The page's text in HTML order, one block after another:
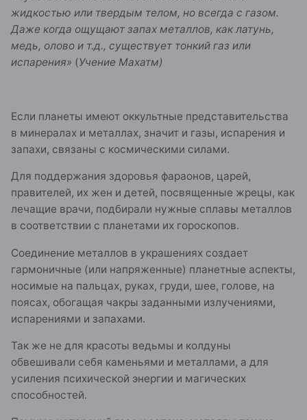
жидкостью или твердым телом, но всегда с газом.
Даже когда ощущают запах металлов, как латунь,
медь, олово и т.д., существует тонкий газ или
испарения» (Учение Махатм)
Если планеты имеют оккультные представительства
в минералах и металлах, значит и газы, испарения и
запахи, связаны с космическими силами.
Для поддержания здоровья фараонов, царей,
правителей, их жен и детей, посвященные жрецы, как
лечащие врачи, подбирали нужные сплавы металлов
в соответствии с планетами их гороскопов.
Соединение металлов в украшениях создает
гармоничные (или напряженные) планетные аспекты,
носимые на пальцах, руках, груди, шее, голове, на
поясах, обогащая чакры заданными излучениями,
испарениями и запахами.
Так же не для красоты ведьмы и колдуны
обвешивали себя каменьями и металлами, а для
усиления психической энергии и магических
способностей.